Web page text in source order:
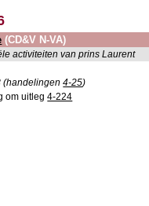
(CD&V N-VA)
activiteiten van prins Laurent
(handelingen4-25)
om uitleg4-224